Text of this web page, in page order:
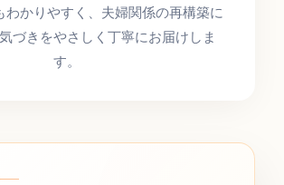
わかりやすく、夫婦関係の再構築に
づきをやさしく丁寧にお届けしま
す。